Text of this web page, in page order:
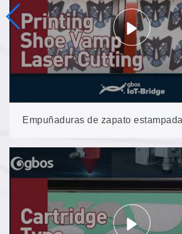
Empuñaduras de zapato
a la vez: corte asíncrono V8 Plus,
fábricas de calzado